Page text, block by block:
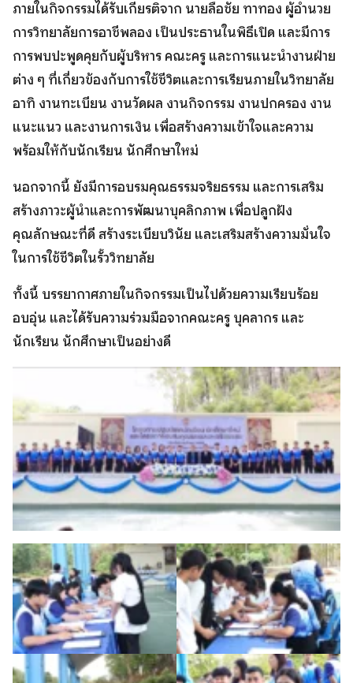
ภายในกิจกรรมได้รับเกียรติจาก นายลือชัย ทาทอง ผู้อำนวย
การวิทยาลัยการอาชีพลอง เป็นประธานในพิธีเปิด และมีการ
การพบปะพูดคุยกับผู้บริหาร คณะครู และการแนะนำงานฝ่าย
ต่าง ๆ ที่เกี่ยวข้องกับการใช้ชีวิตและการเรียนภายในวิทยาลัย
อาทิ งานทะเบียน งานวัดผล งานกิจกรรม งานปกครอง งาน
แนะแนว และงานการเงิน เพื่อสร้างความเข้าใจและความ
พร้อมให้กับนักเรียน นักศึกษาใหม่
นอกจากนี้ ยังมีการอบรมคุณธรรมจริยธรรม และการเสริม
สร้างภาวะผู้นำและการพัฒนาบุคลิกภาพ เพื่อปลูกฝัง
คุณลักษณะที่ดี สร้างระเบียบวินัย และเสริมสร้างความมั่นใจ
ในการใช้ชีวิตในรั้ววิทยาลัย
ทั้งนี้ บรรยากาศภายในกิจกรรมเป็นไปด้วยความเรียบร้อย
อบอุ่น และได้รับความร่วมมือจากคณะครู บุคลากร และ
นักเรียน นักศึกษาเป็นอย่างดี